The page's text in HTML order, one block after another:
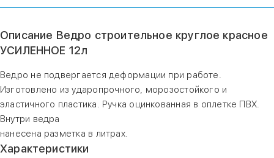
Описание Ведро строительное круглое красное
УСИЛЕННОЕ 12л
Ведро не подвергается деформации при работе.
Изготовлено из ударопрочного, морозостойкого и
эластичного пластика. Ручка оцинкованная в оплетке ПВХ.
Внутри ведра
нанесена разметка в литрах.
Характеристики